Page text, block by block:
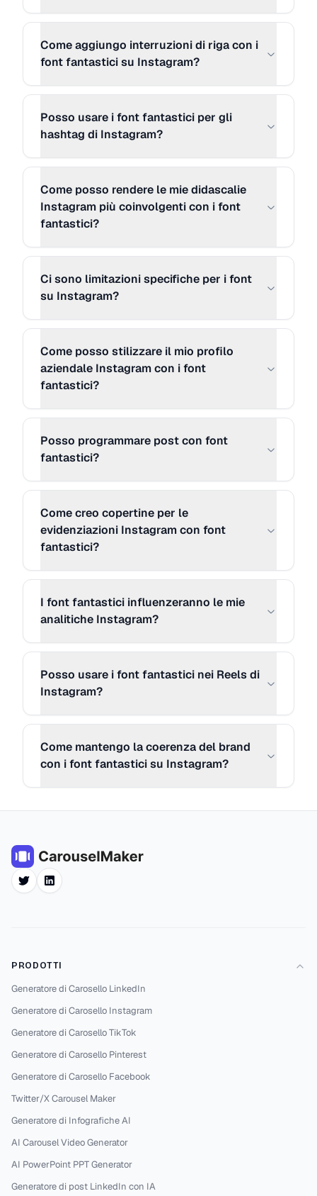
≋T≋y≋p≋e≋ ≋y≋o≋u≋r≋ ≋c≋a≋p
░T░y░p░e░ ░y░o░u░r░ ░c░a░p░t░
i░o░n░ ░h░e░r░e░.░.░.░
MORE STYLE 28 Copia
♥
ｎ ｈｅｒｅ．．． 新 サ火
MORE STYLE 30 Copia
Ｔｙｐｅ░ｙｏｕｒ░ｃａｐｔｉｏｎ░
ｈｅｒｅ．．． （新 サ火）
MORE STYLE 31 Copia
ｎ ｈｅｒｅ．．．】
˜”*°•.˜”*°• Type your caption here... •°
*”˜.•°*”˜
MORE STYLE 33 Copia
[̲̅T][̲̅y][̲̅p][̲̅e] [̲̅y][̲̅o][̲̅u][̲̅r] [̲̅c][̲̅a][̲̅p][̲̅t][̲̅i][̲̅o]
[̲̅n] [̲̅h][̲̅e][̲̅r][̲̅e][̲̅.][̲̅.][̲̅.]
T҉y҉p҉e҉ ҉y҉o҉u҉r҉ ҉c҉a҉p҉t҉i҉o҉n҉ ҉h҉e҉r҉e҉.҉.҉.҉
MORE STYLE 35 Copia
Ͳվքҽ վօմɾ çąքէìօղ հҽɾҽ...
TYᑭE YOᑌᖇ ᑕᗩᑭTIOᑎ ᕼEᖇE...
MORE STYLE 37
ᖶᖻᕵᘿ ᖻᓍᑘᖇ ᑢᗩᕵᖶᓰᓍᘉ ᕼᘿᖇᘿ...
MORE STYLE 39
T̳y̳p̳e̳ y̳o̳u̳r̳ c̳a̳p̳t̳i̳o̳n̳ h̳e̳r̳e̳.̳.̳.̳
MORE STYLE 40
T̾y̾p̾e̾ y̾o̾u̾r̾ c̾a̾p̾t̾i̾o̾n̾ h̾e̾r̾e̾.̾.̾.̾
MORE STYLE 41
T♥y♥p♥e♥ ♥y♥o♥u♥r♥ ♥c♥a♥p♥t♥i♥o
♥n♥ ♥h♥e♥r♥e♥.♥.♥.
Come aggiungo interruzioni di riga con i
font fantastici su Instagram?
Posso usare i font fantastici per gli
hashtag di Instagram?
Come posso rendere le mie didascalie
Instagram più coinvolgenti con i font
fantastici?
Ci sono limitazioni specifiche per i font
su Instagram?
Come posso stilizzare il mio profilo
aziendale Instagram con i font
fantastici?
Posso programmare post con font
fantastici?
Come creo copertine per le
evidenziazioni Instagram con font
fantastici?
I font fantastici influenzeranno le mie
analitiche Instagram?
Posso usare i font fantastici nei Reels di
Instagram?
Come mantengo la coerenza del brand
con i font fantastici su Instagram?
TwitterLinkedIn
PRODOTTI
Generatore di Carosello LinkedIn
Generatore di Carosello Instagram
Generatore di Carosello TikTok
Generatore di Carosello Pinterest
Generatore di Carosello Facebook
Twitter/X Carousel Maker
Generatore di Infografiche AI
AI Carousel Video Generator
AI PowerPoint PPT Generator
Generatore di post LinkedIn con IA